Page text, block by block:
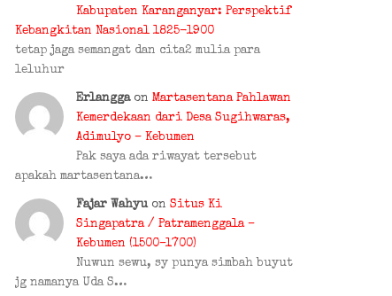
Kabupaten Karanganyar: Perspektif
Kebangkitan Nasional 1825-1900
tetap jaga semangat dan cita2 mulia para
leluhur
Erlangga on Martasentana Pahlawan
Kemerdekaan dari Desa Sugihwaras,
Adimulyo – Kebumen
Pak saya ada riwayat tersebut
apakah martasentana…
Fajar Wahyu on Situs Ki
Singapatra / Patramenggala –
Kebumen (1500–1700)
Nuwun sewu, sy punya simbah buyut
jg namanya Uda S…